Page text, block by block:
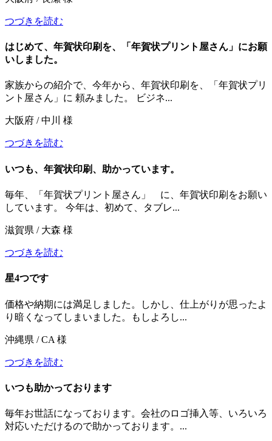
つづきを読む
はじめて、年賀状印刷を、「年賀状プリント屋さん」にお願
いしました。
家族からの紹介で、今年から、年賀状印刷を、「年賀状プリ
ント屋さん」に 頼みました。 ビジネ...
大阪府 / 中川 様
つづきを読む
いつも、年賀状印刷、助かっています。
毎年、「年賀状プリント屋さん」 に、年賀状印刷をお願い
しています。 今年は、初めて、タブレ...
滋賀県 / 大森 様
つづきを読む
星4つです
価格や納期には満足しました。しかし、仕上がりが思ったよ
り暗くなってしまいました。もしよろし...
沖縄県 / CA 様
つづきを読む
いつも助かっております
毎年お世話になっております。会社のロゴ挿入等、いろいろ
対応いただけるので助かっております。...